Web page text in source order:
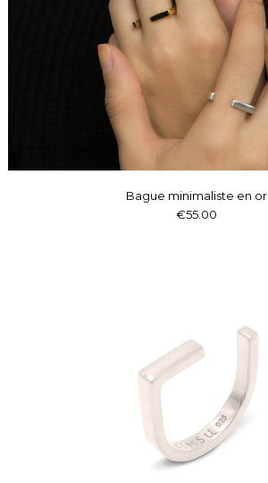
Bague minimaliste en or
€55.00